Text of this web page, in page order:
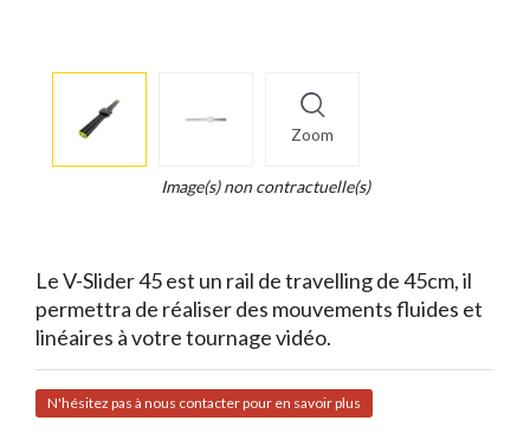
Zoom
info
Image(s) non contractuelle(s)
Le V-Slider 45 est un rail de travelling de 45cm, il
permettra de réaliser des mouvements fluides et
linéaires à votre tournage vidéo.
N'hésitez pas à nous contacter pour en savoir plus